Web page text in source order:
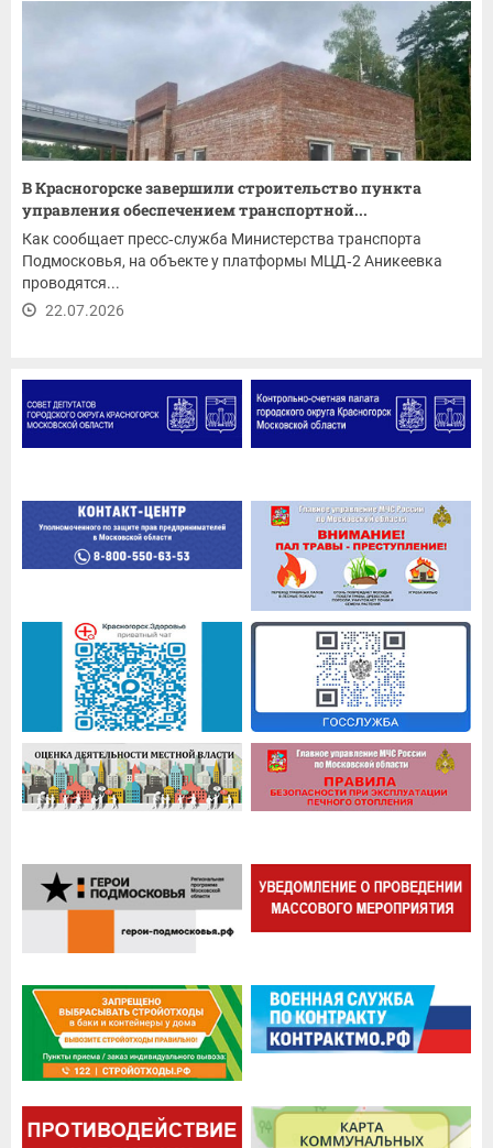
В Красногорске завершили строительство пункта
управления обеспечением транспортной...
Как сообщает пресс‑служба Министерства транспорта
Подмосковья, на объекте у платформы МЦД‑2 Аникеевка
проводятся...
22.07.2026